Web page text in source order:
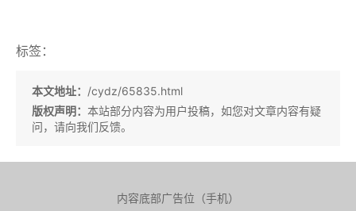
标签：
本文地址： /cydz/65835.html
版权声明： 本站部分内容为用户投稿，如您对文章内容有疑
问，请向我们反馈。
内容底部广告位（手机）